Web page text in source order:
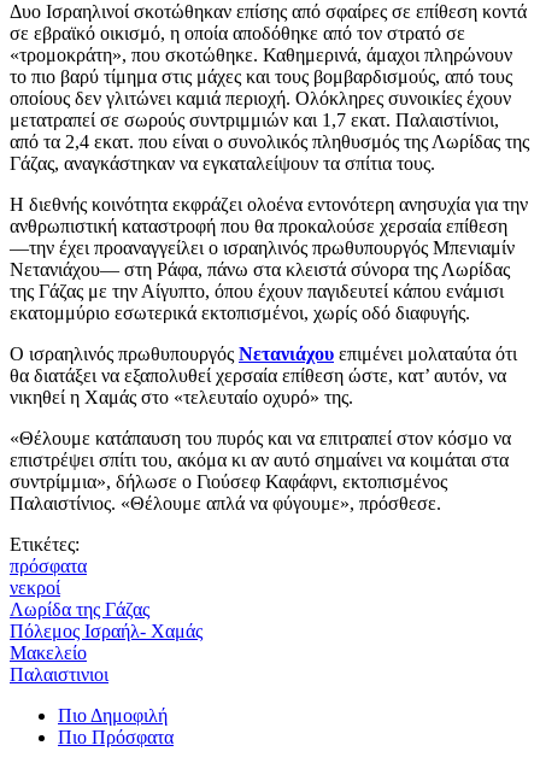
Δυο Ισραηλινοί σκοτώθηκαν επίσης από σφαίρες σε επίθεση κοντά
σε εβραϊκό οικισμό, η οποία αποδόθηκε από τον στρατό σε
«τρομοκράτη», που σκοτώθηκε. Καθημερινά, άμαχοι πληρώνουν
το πιο βαρύ τίμημα στις μάχες και τους βομβαρδισμούς, από τους
οποίους δεν γλιτώνει καμιά περιοχή. Ολόκληρες συνοικίες έχουν
μετατραπεί σε σωρούς συντριμμιών και 1,7 εκατ. Παλαιστίνιοι,
από τα 2,4 εκατ. που είναι ο συνολικός πληθυσμός της Λωρίδας της
Γάζας, αναγκάστηκαν να εγκαταλείψουν τα σπίτια τους.
Η διεθνής κοινότητα εκφράζει ολοένα εντονότερη ανησυχία για την
ανθρωπιστική καταστροφή που θα προκαλούσε χερσαία επίθεση
—την έχει προαναγγείλει ο ισραηλινός πρωθυπουργός Μπενιαμίν
Νετανιάχου— στη Ράφα, πάνω στα κλειστά σύνορα της Λωρίδας
της Γάζας με την Αίγυπτο, όπου έχουν παγιδευτεί κάπου ενάμισι
εκατομμύριο εσωτερικά εκτοπισμένοι, χωρίς οδό διαφυγής.
Ο ισραηλινός πρωθυπουργός Νετανιάχου επιμένει μολαταύτα ότι
θα διατάξει να εξαπολυθεί χερσαία επίθεση ώστε, κατ’ αυτόν, να
νικηθεί η Χαμάς στο «τελευταίο οχυρό» της.
«Θέλουμε κατάπαυση του πυρός και να επιτραπεί στον κόσμο να
επιστρέψει σπίτι του, ακόμα κι αν αυτό σημαίνει να κοιμάται στα
συντρίμμια», δήλωσε ο Γιούσεφ Καφάφνι, εκτοπισμένος
Παλαιστίνιος. «Θέλουμε απλά να φύγουμε», πρόσθεσε.
Ετικέτες:
πρόσφατα
νεκροί
Λωρίδα της Γάζας
Πόλεμος Ισραήλ- Χαμάς
Μακελείο
Παλαιστινιοι
Πιο Δημοφιλή
Πιο Πρόσφατα